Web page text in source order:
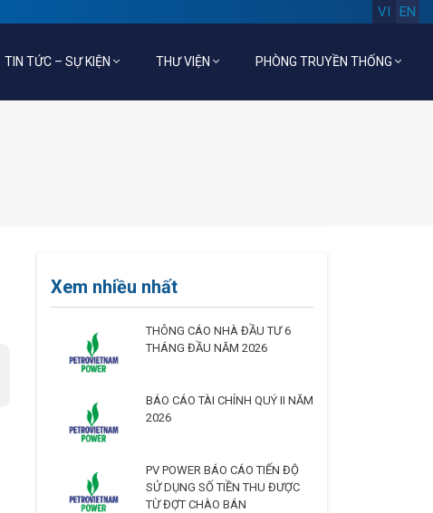
EN
VI
TIN TỨC – SỰ KIỆN THƯ VIỆN PHÒNG TRUYỀN THỐNG
Xem nhiều nhất
THÔNG CÁO NHÀ ĐẦU TƯ 6
THÁNG ĐẦU NĂM 2026
BÁO CÁO TÀI CHÍNH QUÝ II NĂM
2026
PV POWER BÁO CÁO TIẾN ĐỘ
SỬ DỤNG SỐ TIỀN THU ĐƯỢC
TỪ ĐỢT CHÀO BÁN